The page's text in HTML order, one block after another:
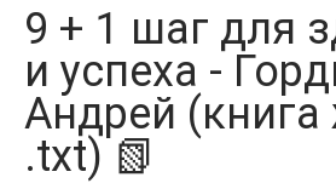
ЗАКЛАДКИ
9 + 1 шаг для
и успеха -
Андрей
.txt) 📗